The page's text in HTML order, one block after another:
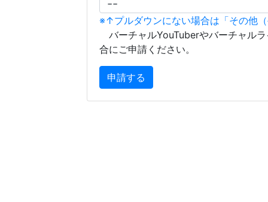
※↑プルダウンにない場合は「その他
バーチャルYouTuberやバーチャル
合にご申請ください。
申請する